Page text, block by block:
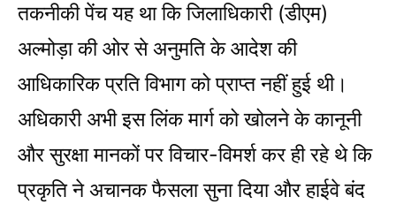
तकनीकी पेंच यह था कि जिलाधिकारी (डीएम)
अल्मोड़ा की ओर से अनुमति के आदेश की
आधिकारिक प्रति विभाग को प्राप्त नहीं हुई थी।
अधिकारी अभी इस लिंक मार्ग को खोलने के कानूनी
और सुरक्षा मानकों पर विचार-विमर्श कर ही रहे थे कि
प्रकृति ने अचानक फैसला सुना दिया और हाईवे बंद